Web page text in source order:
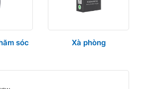
sóc
Xà phòng